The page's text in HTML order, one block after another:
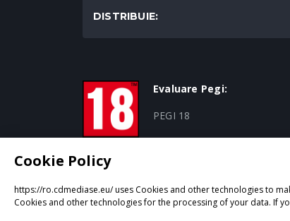
DISTRIBUIE:
Evaluare Pegi:
PEGI 18
Proiectat și dezvoltat deGeeSmo -
Cookie Policy
https://ro.cdmediase.eu/ uses Cookies and other technologies to
Cookies and other technologies for the processing of your data. If